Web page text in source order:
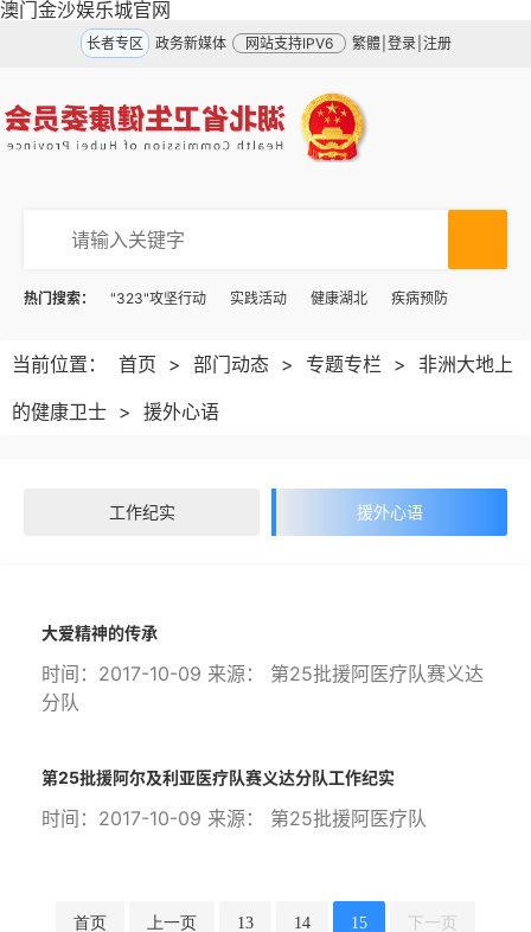
澳门金沙娱乐城官网
长者专区 政务新媒体 网站支持IPV6 繁體 登录 注册
热门搜索： "323"攻坚行动 实践活动 健康湖北 疾病预防
当前位置： 首页 > 部门动态 > 专题专栏 >
非洲大地上
的健康卫士 > 援外心语
工作纪实 援外心语
大爱精神的传承
时间：2017-10-09 来源： 第25批援阿医疗队赛义达
分队
第25批援阿尔及利亚医疗队赛义达分队工作纪实
时间：2017-10-09 来源： 第25批援阿医疗队
首页 上一页 13 14 15 下一页